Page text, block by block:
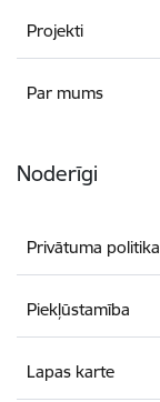
Projekti
Par mums
Noderīgi
Privātuma politika
Piekļūstamība
Lapas karte